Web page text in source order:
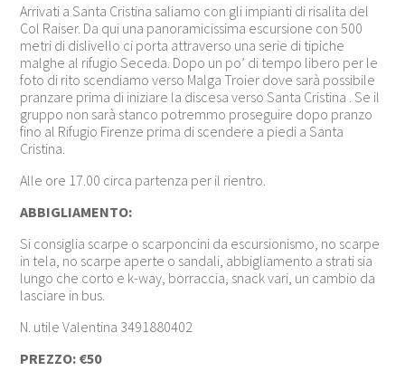
Arrivati a Santa Cristina saliamo con gli impianti di risalita del
Col Raiser. Da qui una panoramicissima escursione con 500
metri di dislivello ci porta attraverso una serie di tipiche
malghe al rifugio Seceda. Dopo un po’ di tempo libero per le
foto di rito scendiamo verso Malga Troier dove sarà possibile
pranzare prima di iniziare la discesa verso Santa Cristina . Se il
gruppo non sarà stanco potremmo proseguire dopo pranzo
fino al Rifugio Firenze prima di scendere a piedi a Santa
Cristina.
Alle ore 17.00 circa partenza per il rientro.
ABBIGLIAMENTO:
Si consiglia scarpe o scarponcini da escursionismo, no scarpe
in tela, no scarpe aperte o sandali, abbigliamento a strati sia
lungo che corto e k-way, borraccia, snack vari, un cambio da
lasciare in bus.
N. utile Valentina 3491880402
PREZZO: €50